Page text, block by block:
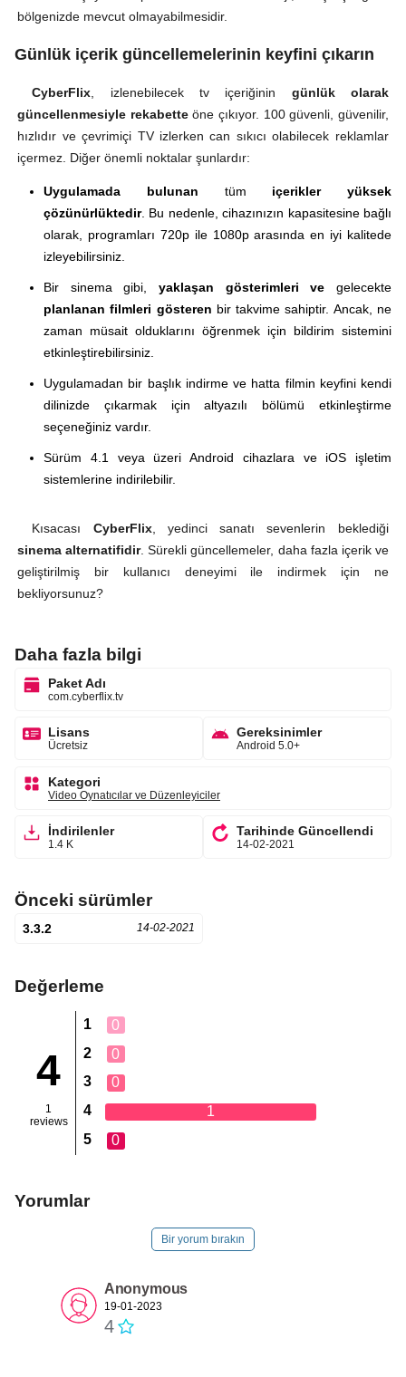
bölgenizde mevcut olmayabilmesidir.
Günlük içerik güncellemelerinin keyfini çıkarın
CyberFlix , izlenebilecek tv içeriğinin günlük olarak
güncellenmesiyle rekabetteöne çıkıyor. 100 güvenli, güvenilir,
hızlıdır ve çevrimiçi TV izlerken can sıkıcı olabilecek reklamlar
içermez. Diğer önemli noktalar şunlardır:
Uygulamada bulunan tüm içerikler yüksek
çözünürlüktedir. Bu nedenle, cihazınızın kapasitesine bağlı
olarak, programları 720p ile 1080p arasında en iyi kalitede
izleyebilirsiniz.
Bir sinema gibi, yaklaşan gösterimleri ve gelecekte
planlanan filmleri gösteren bir takvime sahiptir. Ancak, ne
zaman müsait olduklarını öğrenmek için bildirim sistemini
etkinleştirebilirsiniz.
Uygulamadan bir başlık indirme ve hatta filmin keyfini kendi
dilinizde çıkarmak için altyazılı bölümü etkinleştirme
seçeneğiniz vardır.
Sürüm 4.1 veya üzeri Android cihazlara ve iOS işletim
sistemlerine indirilebilir.
Kısacası CyberFlix, yedinci sanatı sevenlerin beklediği
sinema alternatifidir. Sürekli güncellemeler, daha fazla içerik ve
geliştirilmiş bir kullanıcı deneyimi ile indirmek için ne
bekliyorsunuz?
Daha fazla bilgi
Paket Adı
com.cyberflix.tv
Lisans
Ücretsiz
Gereksinimler
Android 5.0+
Kategori
Video Oynatıcılar ve Düzenleyiciler
İndirilenler
1.4 K
Tarihinde Güncellendi
14-02-2021
Önceki sürümler
3.3.2 14-02-2021
Değerleme
4
1
reviews
1
0
2
0
3
0
4
1
5
0
Yorumlar
Bir yorum bırakın
Anonymous
19-01-2023
4